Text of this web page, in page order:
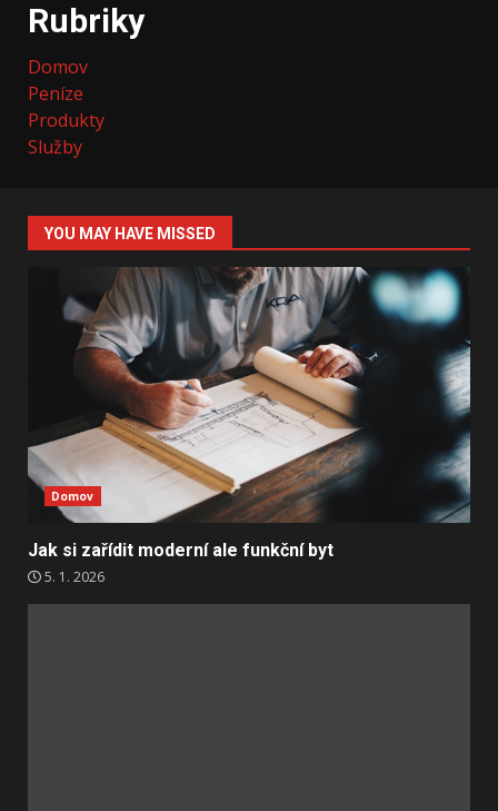
Rubriky
Domov
Peníze
Produkty
Služby
YOU MAY HAVE MISSED
Domov
Jak si zařídit moderní ale funkční byt
5. 1. 2026